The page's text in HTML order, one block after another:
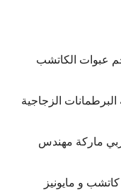
عبوات الكاتشب
الزجاجية
ماركة مهندس
و مايونيز